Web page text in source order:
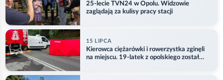
25-lecie TVN24 w Opolu. Widzowie
zaglądają za kulisy pracy stacji
15 LIPCA
Kierowca ciężarówki i rowerzystka zginęli
na miejscu. 19-latek z opolskiego został